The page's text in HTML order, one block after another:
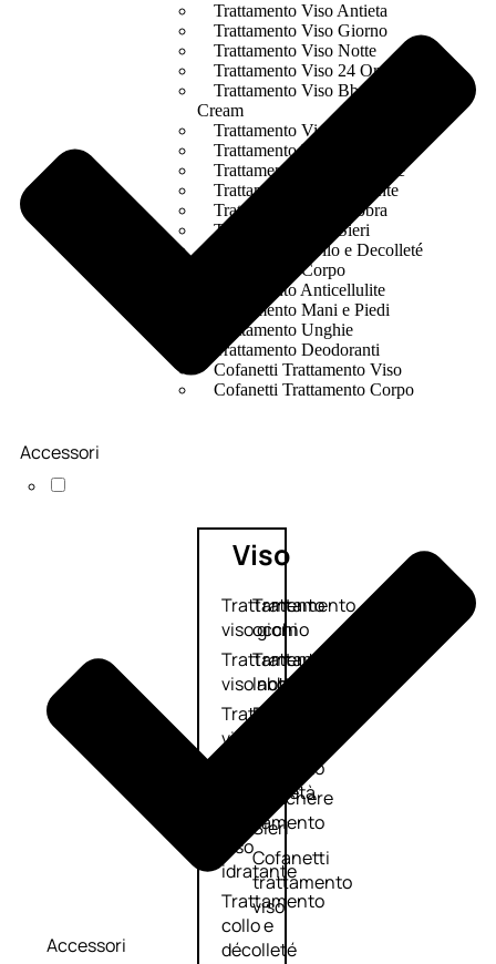
Trattamento Viso Antieta
Trattamento Viso Giorno
Trattamento Viso Notte
Trattamento Viso 24 Ore
Trattamento Viso Bb E Cc
Cream
Trattamento Viso Occhi
Trattamento Viso Detergenza
Trattamento Viso Maschere
Trattamento Viso Idratante
Trattamento Viso Labbra
Trattamento Viso Sieri
Trattamento Collo e Decolleté
Trattamento Corpo
Trattamento Anticellulite
Trattamento Mani e Piedi
Trattamento Unghie
Trattamento Deodoranti
Cofanetti Trattamento Viso
Cofanetti Trattamento Corpo
Viso
Trattamento
viso giorno
Trattamento
viso notte
Trattamento
viso 24 ore
Trattamento
viso antietà
Trattamento
viso
idratante
Trattamento
collo e
décolleté
Trattamento
occhi
Trattamento
labbra
Detergenti
Maschere
Sieri
Cofanetti
trattamento
viso
Accessori
Accessori